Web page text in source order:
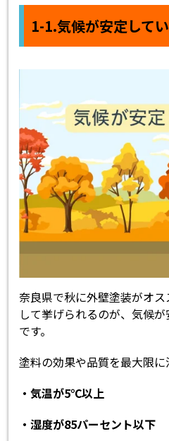
1-1.気候が安定して
奈良県で秋に外壁塗装がオ
して挙げられるのが、気候
です。
塗料の効果や品質を最大限
・気温が5℃以上
・湿度が85パーセント以下